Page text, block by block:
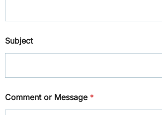
Subject
Comment or Message *